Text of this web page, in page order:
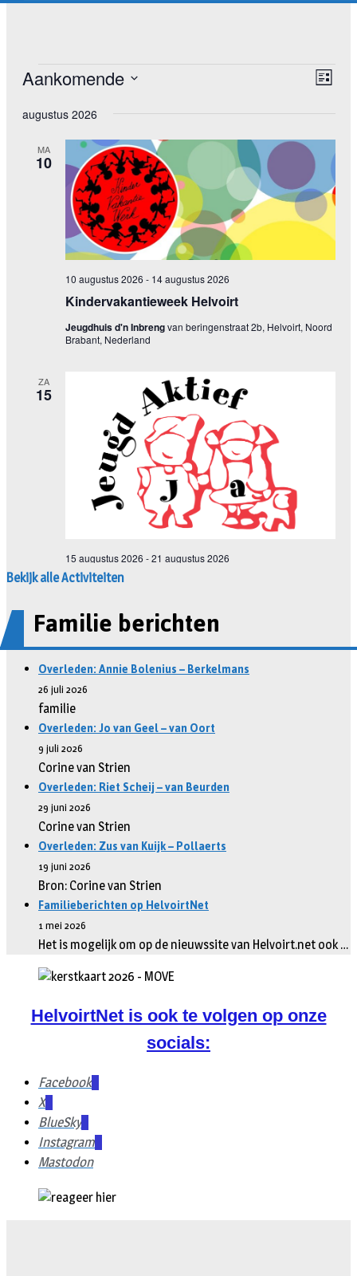
Bekijk alle Activiteiten
Familie berichten
Overleden: Annie Bolenius – Berkelmans
26 juli 2026
familie
Overleden: Jo van Geel – van Oort
9 juli 2026
Corine van Strien
Overleden: Riet Scheij – van Beurden
29 juni 2026
Corine van Strien
Overleden: Zus van Kuijk – Pollaerts
19 juni 2026
Bron: Corine van Strien
Familieberichten op HelvoirtNet
1 mei 2026
Het is mogelijk om op de nieuwssite van Helvoirt.net ook …
HelvoirtNet is ook te volgen op onze
socials:
Facebook
X
BlueSky
Instagram
Mastodon